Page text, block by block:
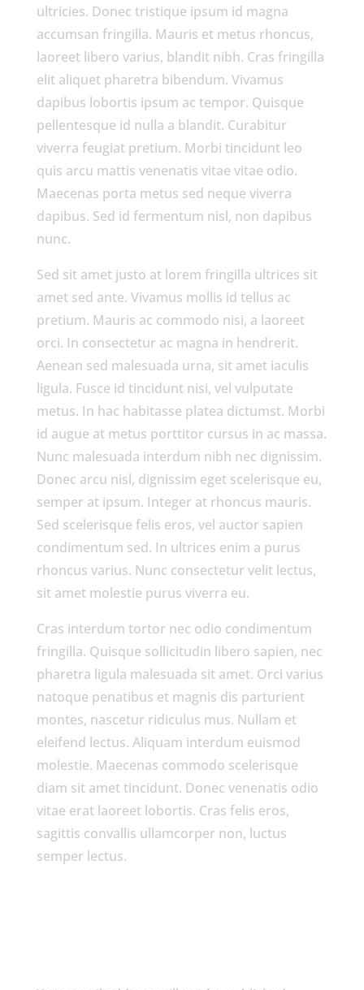
ultricies. Donec tristique ipsum id magna
accumsan fringilla. Mauris et metus rhoncus,
laoreet libero varius, blandit nibh. Cras fringilla
elit aliquet pharetra bibendum. Vivamus
dapibus lobortis ipsum ac tempor. Quisque
pellentesque id nulla a blandit. Curabitur
viverra feugiat pretium. Morbi tincidunt leo
quis arcu mattis venenatis vitae vitae odio.
Maecenas porta metus sed neque viverra
dapibus. Sed id fermentum nisl, non dapibus
nunc.
Sed sit amet justo at lorem fringilla ultrices sit
amet sed ante. Vivamus mollis id tellus ac
pretium. Mauris ac commodo nisi, a laoreet
orci. In consectetur ac magna in hendrerit.
Aenean sed malesuada urna, sit amet iaculis
ligula. Fusce id tincidunt nisi, vel vulputate
metus. In hac habitasse platea dictumst. Morbi
id augue at metus porttitor cursus in ac massa.
Nunc malesuada interdum nibh nec dignissim.
Donec arcu nisl, dignissim eget scelerisque eu,
semper at ipsum. Integer at rhoncus mauris.
Sed scelerisque felis eros, vel auctor sapien
condimentum sed. In ultrices enim a purus
rhoncus varius. Nunc consectetur velit lectus,
sit amet molestie purus viverra eu.
Cras interdum tortor nec odio condimentum
fringilla. Quisque sollicitudin libero sapien, nec
pharetra ligula malesuada sit amet. Orci varius
natoque penatibus et magnis dis parturient
montes, nascetur ridiculus mus. Nullam et
eleifend lectus. Aliquam interdum euismod
molestie. Maecenas commodo scelerisque
diam sit amet tincidunt. Donec venenatis odio
vitae erat laoreet lobortis. Cras felis eros,
sagittis convallis ullamcorper non, luctus
semper lectus.